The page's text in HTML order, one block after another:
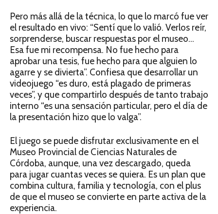
Pero más allá de la técnica, lo que lo marcó fue ver
el resultado en vivo: “Sentí que lo valió. Verlos reír,
sorprenderse, buscar respuestas por el museo…
Esa fue mi recompensa. No fue hecho para
aprobar una tesis, fue hecho para que alguien lo
agarre y se divierta”. Confiesa que desarrollar un
videojuego “es duro, está plagado de primeras
veces”, y que compartirlo después de tanto trabajo
interno “es una sensación particular, pero el día de
la presentación hizo que lo valga”.
El juego se puede disfrutar exclusivamente en el
Museo Provincial de Ciencias Naturales de
Córdoba, aunque, una vez descargado, queda
para jugar cuantas veces se quiera. Es un plan que
combina cultura, familia y tecnología, con el plus
de que el museo se convierte en parte activa de la
experiencia.